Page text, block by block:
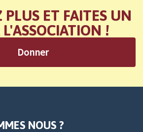
PLUS ET FAITES UN
!
Donner
NOUS ?